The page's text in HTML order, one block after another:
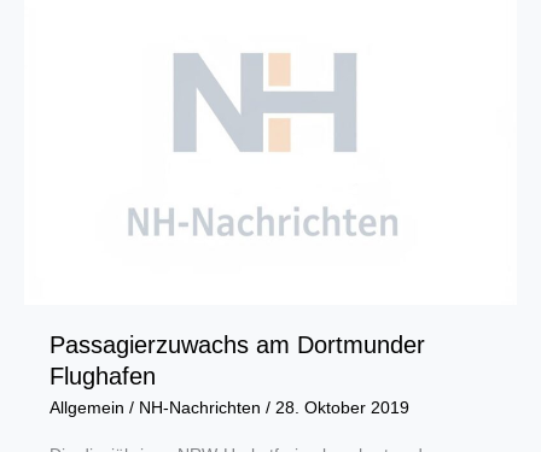
Stromverbrauchs
Passagierzuwachs am Dortmunder
Flughafen
Allgemein / NH-Nachrichten / 28. Oktober 2019